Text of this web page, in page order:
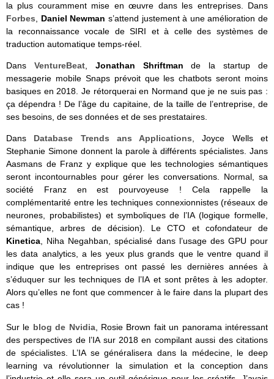
la plus couramment mise en œuvre dans les entreprises. Dans
Forbes, Daniel Newman s’attend justement à une amélioration de
la reconnaissance vocale de SIRI et à celle des systèmes de
traduction automatique temps-réel.
Dans VentureBeat, Jonathan Shriftmande la startup de
messagerie mobile Snaps prévoit que les chatbots seront moins
basiques en 2018. Je rétorquerai en Normand que je ne suis pas :
ça dépendra ! De l’âge du capitaine, de la taille de l’entreprise, de
ses besoins, de ses données et de ses prestataires.
Dans Database Trends ans Applications, Joyce Wells et
Stephanie Simone donnent la parole à différents spécialistes. Jans
Aasmans de Franz y explique que les technologies sémantiques
seront incontournables pour gérer les conversations. Normal, sa
société Franz en est pourvoyeuse ! Cela rappelle la
complémentarité entre les techniques connexionnistes (réseaux de
neurones, probabilistes) et symboliques de l’IA (logique formelle,
sémantique, arbres de décision). Le CTO et cofondateur de
Kinetica, Niha Negahban, spécialisé dans l’usage des GPU pour
les data analytics, a les yeux plus grands que le ventre quand il
indique que les entreprises ont passé les dernières années à
s’éduquer sur les techniques de l’IA et sont prêtes à les adopter.
Alors qu’elles ne font que commencer à le faire dans la plupart des
cas !
Sur le blog de Nvidia, Rosie Brown fait un panorama intéressant
des perspectives de l’IA sur 2018 en compilant aussi des citations
de spécialistes. L’IA se généralisera dans la médecine, le deep
learning va révolutionner la simulation et la conception dans